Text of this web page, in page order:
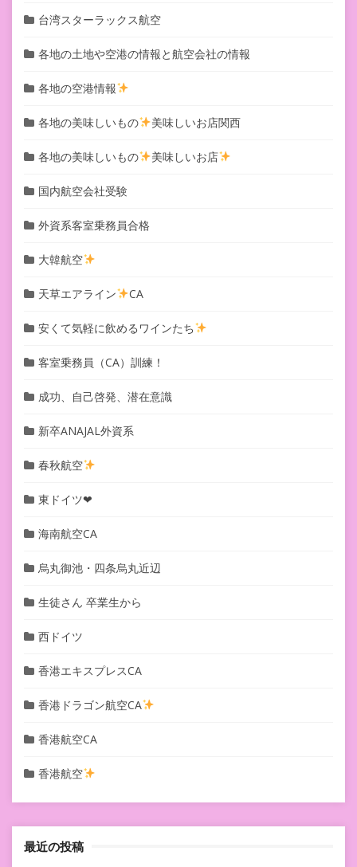
台湾スターラックス航空
各地の土地や空港の情報と航空会社の情報
各地の空港情報
各地の美味しいもの 美味しいお店関西
各地の美味しいもの 美味しいお店
国内航空会社受験
外資系客室乗務員合格
大韓航空
天草エアライン CA
安くて気軽に飲めるワインたち
客室乗務員（CA）訓練！
成功、自己啓発、潜在意識
新卒ANAJAL外資系
春秋航空
東ドイツ❤︎
海南航空CA
烏丸御池・四条烏丸近辺
生徒さん 卒業生から
西ドイツ
香港エキスプレスCA
香港ドラゴン航空CA
香港航空CA
香港航空
最近の投稿